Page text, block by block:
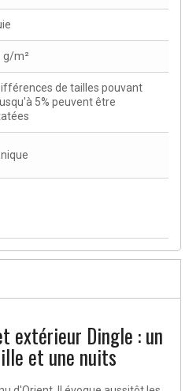
g/m²
de tailles pouvant
5% peuvent être
extérieur Dingle : un
et une nuits